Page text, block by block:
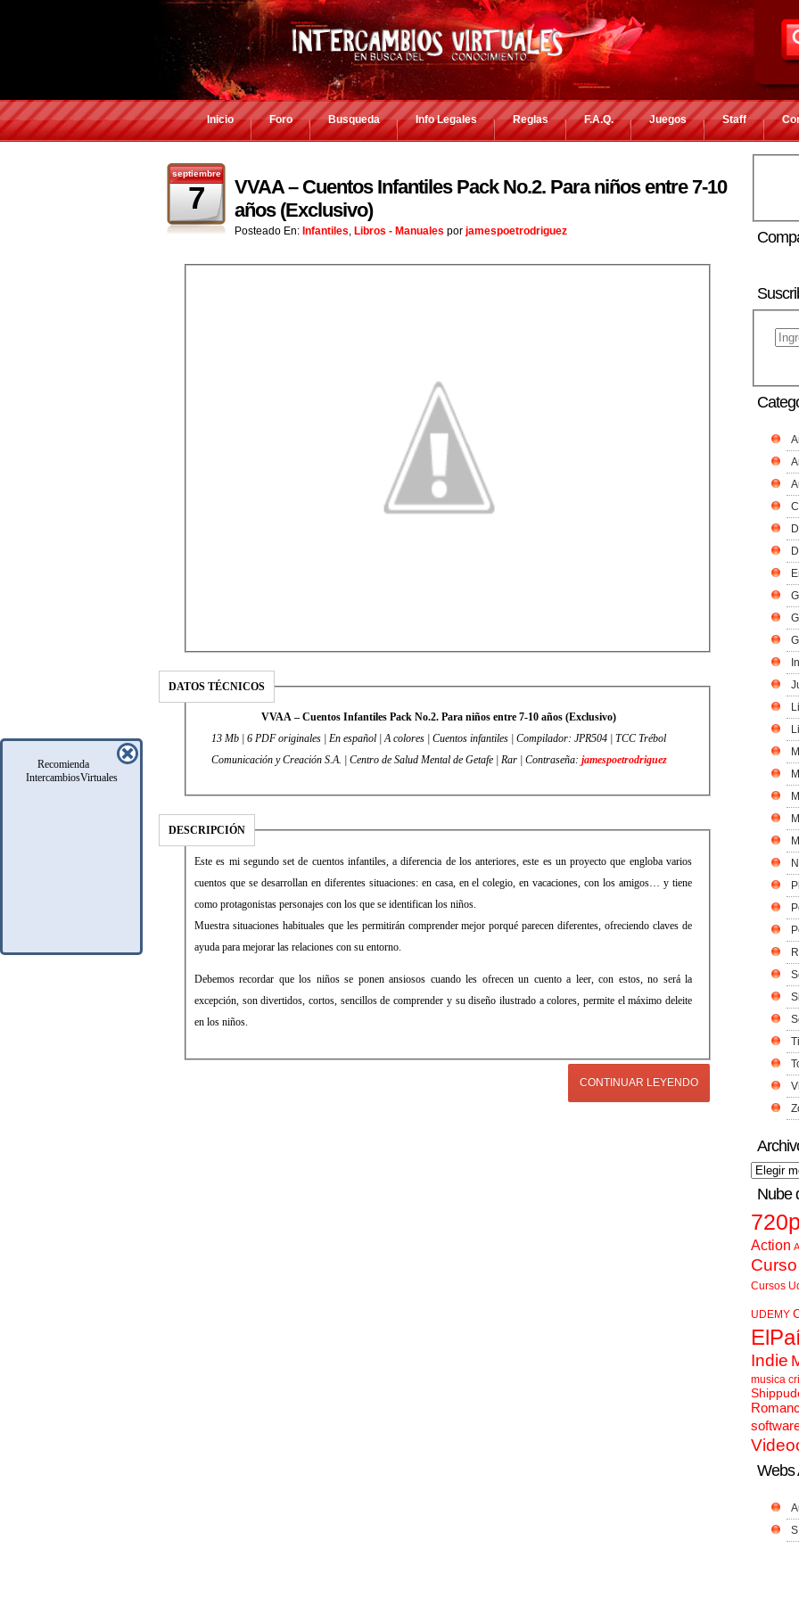
Recomienda
IntercambiosVirtuales
Inicio Foro Busqueda Info Legales Reglas F.A.Q. Juegos Staff
septiembre
7
VVAA – Cuentos Infantiles Pack No.2. Para niños entre 7-10
años (Exclusivo)
Posteado En: Infantiles, Libros - Manuales por jamespoetrodriguez
DATOS TÉCNICOS
VVAA – Cuentos Infantiles Pack No.2. Para niños entre 7-10 años (Exclusivo)
13 Mb | 6 PDF originales | En español | A colores | Cuentos infantiles | Compilador: JPR504 | TCC Trébol
Comunicación y Creación S.A. | Centro de Salud Mental de Getafe | Rar | Contraseña: jamespoetrodriguez
DESCRIPCIÓN
Este es mi segundo set de cuentos infantiles, a diferencia de los anteriores, este es un proyecto que engloba varios
cuentos que se desarrollan en diferentes situaciones: en casa, en el colegio, en vacaciones, con los amigos… y tiene
como protagonistas personajes con los que se identifican los niños.
Muestra situaciones habituales que les permitirán comprender mejor porqué parecen diferentes, ofreciendo claves de
ayuda para mejorar las relaciones con su entorno.
Debemos recordar que los niños se ponen ansiosos cuando les ofrecen un cuento a leer, con estos, no será la
excepción, son divertidos, cortos, sencillos de comprender y su diseño ilustrado a colores, permite el máximo deleite
en los niños.
CONTINUAR LEYENDO
Nube
Action
Cursos
UDEMY
Indie
musica
Webs